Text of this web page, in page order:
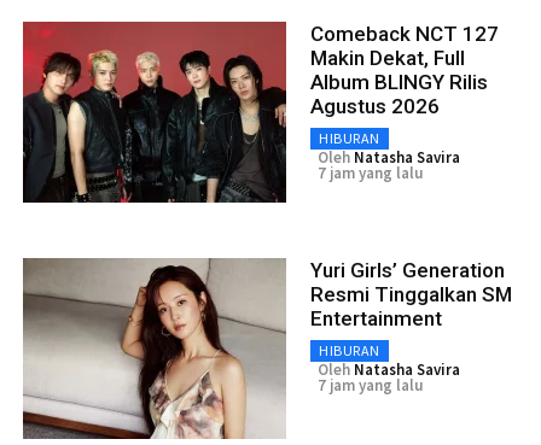
Comeback NCT 127
Makin Dekat, Full
Album BLINGY Rilis
Agustus 2026
HIBURAN
Oleh Natasha Savira
7 jam yang lalu
Yuri Girls’ Generation
Resmi Tinggalkan SM
Entertainment
HIBURAN
Oleh Natasha Savira
7 jam yang lalu